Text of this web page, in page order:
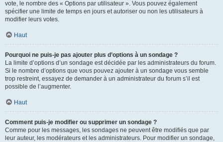
vote, le nombre des « Options par utilisateur ». Vous pouvez également
spécifier une limite de temps en jours et autoriser ou non les utilisateurs à
modifier leurs votes.
Haut
Pourquoi ne puis-je pas ajouter plus d’options à un sondage ?
La limite d’options d’un sondage est décidée par les administrateurs du forum.
Si le nombre d’options que vous pouvez ajouter à un sondage vous semble
trop restreint, essayez de demander à un administrateur du forum s’il est
possible de l’augmenter.
Haut
Comment puis-je modifier ou supprimer un sondage ?
Comme pour les messages, les sondages ne peuvent être modifiés que par
leur auteur, les modérateurs et les administrateurs. Pour modifier un sondage,